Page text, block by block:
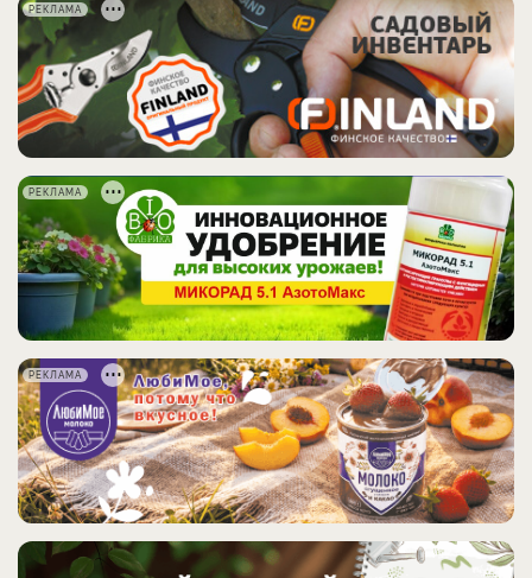
РЕКЛАМА
РЕКЛАМА
РЕКЛАМА